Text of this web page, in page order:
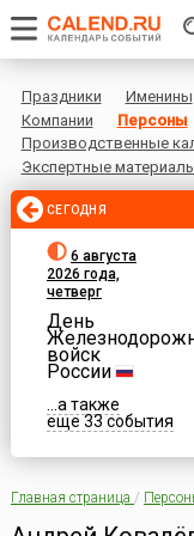
Праздники Именины
Компании
Персоны
Производственные
Экспертные
СЕГОДНЯ
6 августа
2026 года,
четверг
День
войск
России
...а также
еще 33 события
Главная страница /